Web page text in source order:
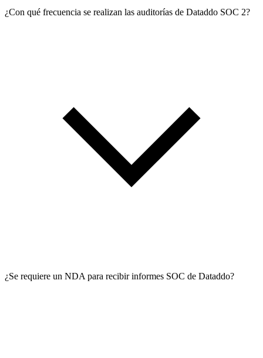
¿Con qué frecuencia se realizan las auditorías de Dataddo SOC 2?
¿Se requiere un NDA para recibir informes SOC de Dataddo?